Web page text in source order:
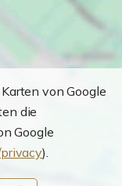
von Google
die
Google
).